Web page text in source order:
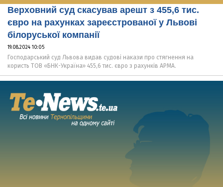
Верховний суд скасував арешт з 455,6 тис.
євро на рахунках зареєстрованої у Львові
білоруської компанії
19.08.2024 10:05
Господарський суд Львова видав судові накази про стягнення на
користь ТОВ «БНК-Україна» 455,6 тис. євро з рахунків АРМА.